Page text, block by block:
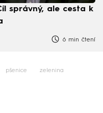
správný, ale cesta k
6 min čtení
pšenice zelenina